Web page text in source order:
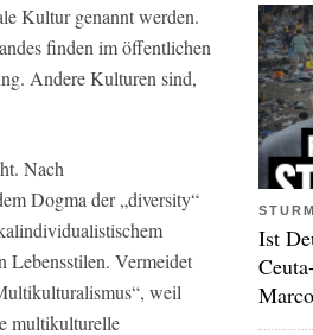
Kultur genannt werden.
finden im öffentlichen
Andere Kulturen sind,
Nach
Dogma der „diversity“
Lebensstilen. Vermeidet
weil
multikulturelle
Ist